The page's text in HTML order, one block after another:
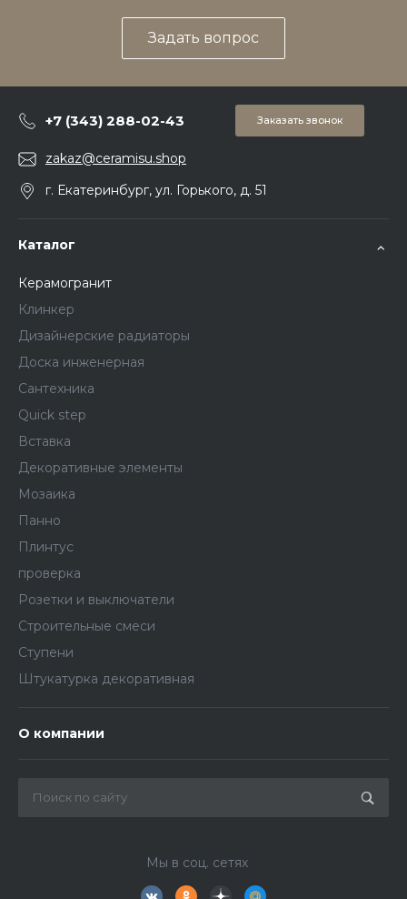
Задать вопрос
+7 (343) 288-02-43 Заказать звонок
zakaz@ceramisu.shop
г. Екатеринбург, ул. Горького, д. 51
Каталог
Керамогранит
Клинкер
Дизайнерские радиаторы
Доска инженерная
Сантехника
Quick step
Вставка
Декоративные элементы
Мозаика
Панно
Плинтус
проверка
Розетки и выключатели
Строительные смеси
Ступени
Штукатурка декоративная
О компании
Мы в соц. сетях